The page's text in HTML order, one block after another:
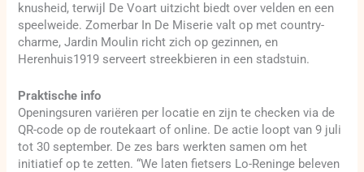
knusheid, terwijl De Voart uitzicht biedt over velden en een
speelweide. Zomerbar In De Miserie valt op met country-
charme, Jardin Moulin richt zich op gezinnen, en
Herenhuis1919 serveert streekbieren in een stadstuin.
Praktische info
Openingsuren variëren per locatie en zijn te checken via de
QR-code op de routekaart of online. De actie loopt van 9 juli
tot 30 september. De zes bars werkten samen om het
initiatief op te zetten. “We laten fietsers Lo-Reninge beleven